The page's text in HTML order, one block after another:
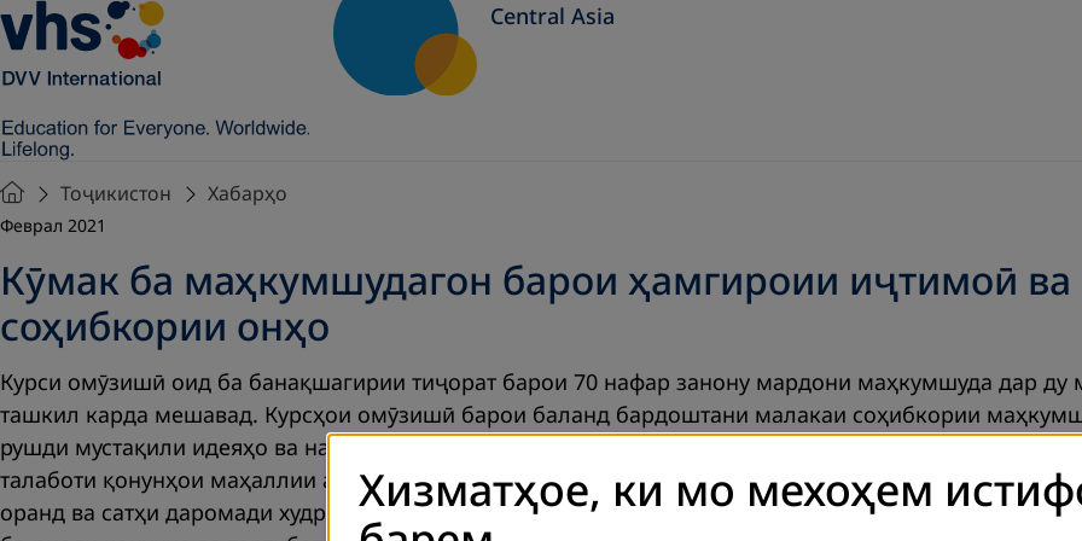
Central Asia
Тоҷикистон Хабарҳо
Феврал 2021
Кӯмак ба маҳкумшудагон барои ҳамгироии иҷтимоӣ
соҳибкории онҳо
Курси омӯзишӣ оид ба банақшагирии тиҷорат барои 70 нафар занону мардони маҳкумшуда дар
ташкил карда мешавад. Курсҳои омӯзишӣ барои баланд бардоштани малакаи соҳибкории
рушди мустақили идеяҳо ва нақшаҳои тиҷоратӣ мусоидат мекунад. Иштирокчиёни курсҳои қаблии
талаботи қонунҳои маҳаллии андозро меомӯзанд. Курсҳои омӯзишӣ ба маҳкумшудагон имконият
оранд ва сатҳи даромади худро баланд бардоранд. Ниҳоят ин ба маҳкумшудагон барои
Хизматҳое, ки мо мехоҳем